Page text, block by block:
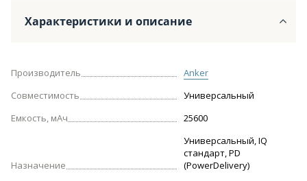
Характеристики и описание
Производитель
Anker
Совместимость
Универсальный
Емкость, мАч
25600
Назначение
Универсальный, IQ
стандарт, PD
(PowerDelivery)